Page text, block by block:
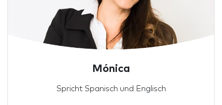
Mónica
Spricht Spanisch und Englisch